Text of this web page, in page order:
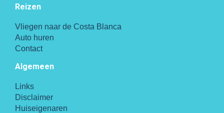
Reizen
Vliegen naar de Costa Blanca
Auto huren
Contact
Algemeen
Links
Disclaimer
Huiseigenaren